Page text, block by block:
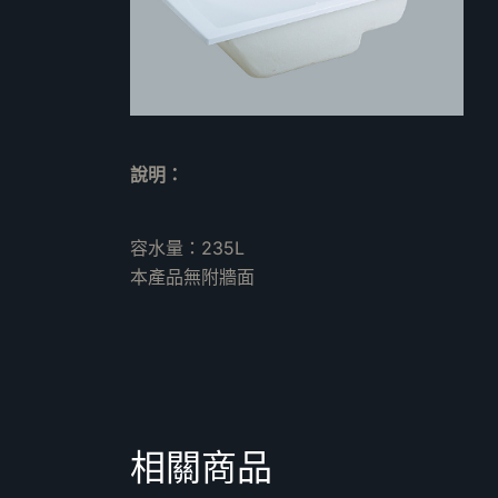
說明：
容水量：235L
本產品無附牆面
相關商品